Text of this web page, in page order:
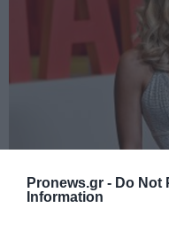
Pronews.gr - Do Not
Information
Οι